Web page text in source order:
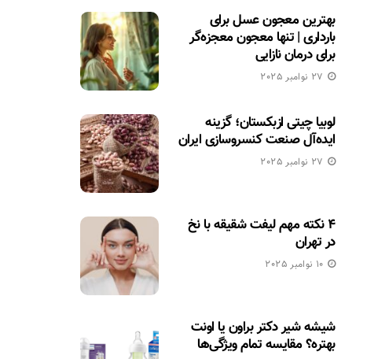
بهترین معجون عسل برای
بارداری | تنها معجون معجزه‌گر
برای درمان نازایی
27 نوامبر 2025
لوبیا چیتی ازبکستان؛ گزینه
ایده‌آل صنعت کنسروسازی ایران
27 نوامبر 2025
۴ نکته مهم لیفت شقیقه با نخ
در تهران
10 نوامبر 2025
شیشه شیر دکتر براون یا اونت
بهتره؟ مقایسه تمام ویژگی‌ها